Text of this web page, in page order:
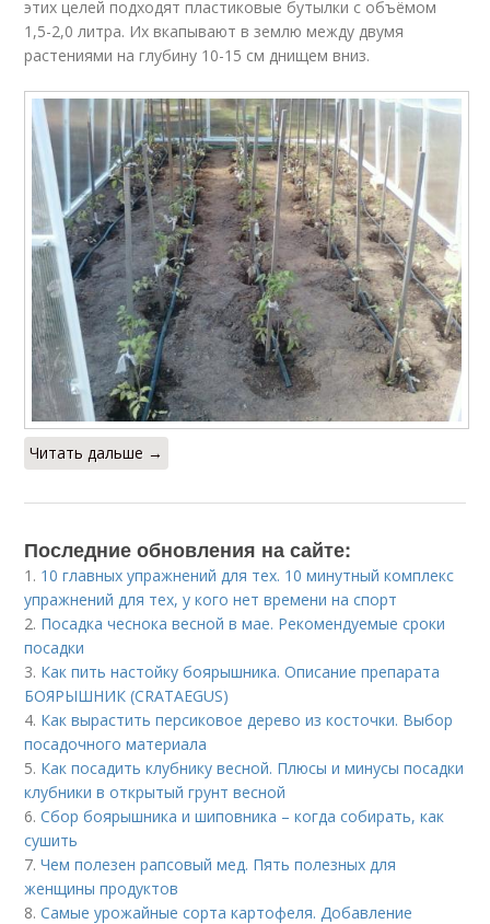
этих целей подходят пластиковые бутылки с объёмом
1,5-2,0 литра. Их вкапывают в землю между двумя
растениями на глубину 10-15 см днищем вниз.
Читать дальше →
Последние обновления на сайте:
1. 10 главных упражнений для тех. 10 минутный комплекс
упражнений для тех, у кого нет времени на спорт
2. Посадка чеснока весной в мае. Рекомендуемые сроки
посадки
3. Как пить настойку боярышника. Описание препарата
БОЯРЫШНИК (CRATAEGUS)
4. Как вырастить персиковое дерево из косточки. Выбор
посадочного материала
5. Как посадить клубнику весной. Плюсы и минусы посадки
клубники в открытый грунт весной
6.Сбор боярышника и шиповника – когда собирать, как
сушить
7.Чем полезен рапсовый мед. Пять полезных для
женщины продуктов
8.Самые урожайные сорта картофеля. Добавление